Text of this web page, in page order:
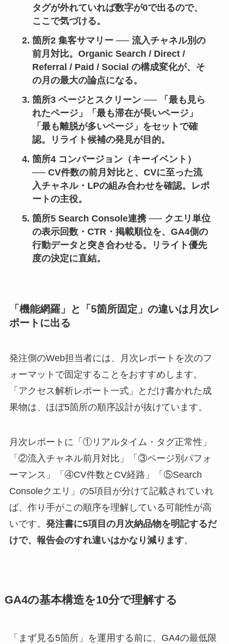
タグが外れていれば数字が0で出るので、
ここで気づける。
箇所2 集客サマリー ── 流入チャネル別の
前月対比。Organic Search / Direct /
Referral / Paid / Social の構成変化が、そ
の月の最大の論点になる。
箇所3 ページとスクリーン── 「最も見ら
れたページ」「最も滞在が長いページ」
「最も離脱が多いページ」をセットで確
認。リライト候補の発見が目的。
箇所4 コンバージョン（キーイベント）
── CV件数の前月対比と、CVに至った流
入チャネル・LPの組み合わせを確認。レポ
ートの主役。
箇所5 Search Console連携── クエリ単位
の表示回数・CTR・掲載順位を、GA4側の
行動データと突き合わせる。リライト優先
度の決定に直結。
「機能網羅」と「5箇所固定」の違いは月次レ
ポートに出る
発注側のWeb担当者には、月次レポートを次のフ
ォーマットで固定することをおすすめします。
「アクセス解析レポート一式」とだけ書かれた成
果物は、ほぼ5箇所の順序設計が抜けています。
月次レポートに「①リアルタイム・タグ正常性」
「②流入チャネル前月対比」「③ページ別パフォ
ーマンス」「④CV件数とCV経路」「⑤Search
Consoleクエリ」の5項目が分けて記載されていれ
ば、作り手がこの順序を理解している可能性が高
いです。 発注書に5項目の月次納品物を明記するだ
けで、報告会のすれ違いはかなり減ります。
GA4の基本構造を10分で理解する
「まず見る5箇所」を運用する前に、GA4の最低限